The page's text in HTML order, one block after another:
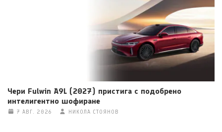
Чери Fulwin A9L (2027) пристига с подобрено
интелигентно шофиране
7 АВГ. 2026 НИКОЛА СТОЯНОВ